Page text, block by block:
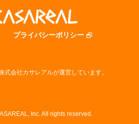
プライバシーポリシー
式会社カサレアルが運営しています。
Inc. All rights reserved.